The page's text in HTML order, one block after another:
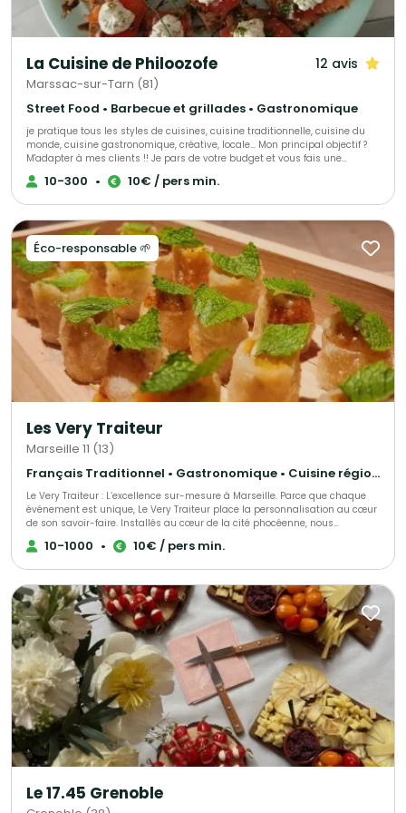
La Cuisine de Philoozofe 12 avis
Marssac-sur-Tarn (81)
Street Food • Barbecue et grillades • Gastronomique
je pratique tous les styles de cuisines, cuisine traditionnelle, cuisine du
monde, cuisine gastronomique, créative, locale... Mon principal objectif ?
M'adapter à mes clients !! Je pars de votre budget et vous fais une
proposition personnalisée pour que votre évènement soit à votre image et
réussi, quelque soit vos possibilités !
10-300 • 10€ / pers min.
Éco-responsable 🌱
Les Very Traiteur
Marseille 11 (13)
Français Traditionnel • Gastronomique • Cuisine régionale
Le Very Traiteur : L’excellence sur-mesure à Marseille. Parce que chaque
événement est unique, Le Very Traiteur place la personnalisation au cœur
de son savoir-faire. Installés au cœur de la cité phocéenne, nous
concevons des expériences culinaires qui vous ressemblent. Que vous
soyez un particulier célébrant un moment de vie ou une entreprise en
une logistique sans faille et ce petit "plus" qui rendra votre réception
inoubliable.
10-1000 • 10€ / pers min.
Le 17.45 Grenoble